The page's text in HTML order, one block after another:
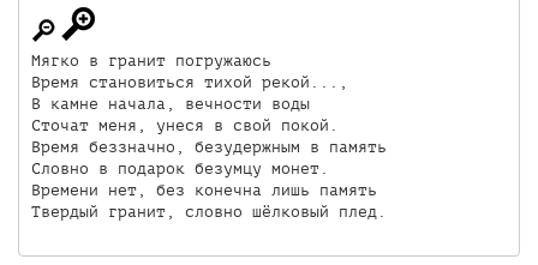
Мягко в гранит погружаюсь
Время становиться тихой рекой...,
В камне начала, вечности воды
Сточат меня, унеся в свой покой.
Время беззначно, безудержным в память
Словно в подарок безумцу монет.
Времени нет, без конечна лишь память
Твердый гранит, словно шёлковый плед.